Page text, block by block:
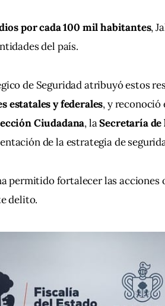
por cada 100 mil habitantes,
del país.
de Seguridad atribuyó estos
estatales y federales, y reconoció
Ciudadana, la Secretaría de
de la estrategia de
permitido fortalecer las acciones
delito.